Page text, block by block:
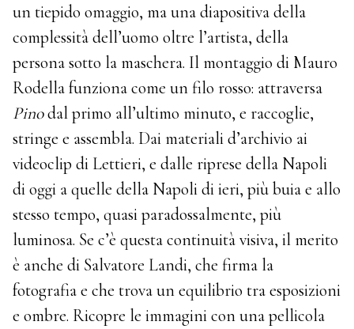
un tiepido omaggio, ma una diapositiva della
complessità dell’uomo oltre l’artista, della
persona sotto la maschera. Il montaggio di Mauro
Rodella funziona come un filo rosso: attraversa
Pinodal primo all’ultimo minuto, e raccoglie,
stringe e assembla. Dai materiali d’archivio ai
videoclip di Lettieri, e dalle riprese della Napoli
di oggi a quelle della Napoli di ieri, più buia e allo
stesso tempo, quasi paradossalmente, più
luminosa. Se c’è questa continuità visiva, il merito
è anche di Salvatore Landi, che firma la
fotografia e che trova un equilibrio tra esposizioni
e ombre. Ricopre le immagini con una pellicola